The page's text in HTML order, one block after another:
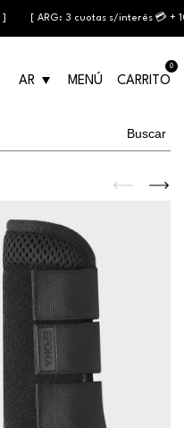
[ ARG: 3 cuotas s/interés 💳 +
MENÚ
AR CARRITO
0
Buscar